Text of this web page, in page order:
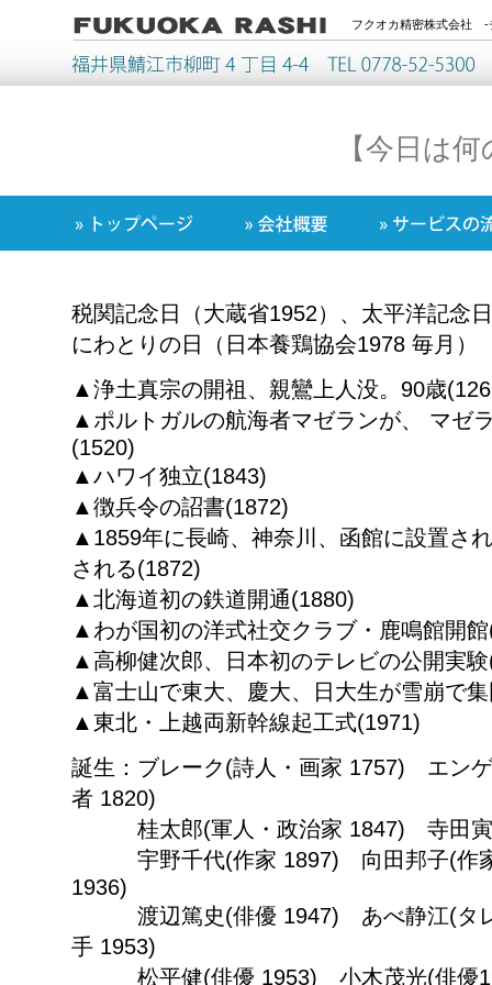
フクオカ精密株式会社 -
【今日は
税関記念日（大蔵省1952）、太平洋記念
にわとりの日（日本養鶏協会1978 毎月）
▲浄土真宗の開祖、親鸞上人没。90歳
▲ポルトガルの航海者マゼランが、 マゼ
(1520)
▲ハワイ独立(1843)
▲徴兵令の詔書(1872)
▲1859年に長崎、神奈川、函館に設置さ
される(1872)
▲北海道初の鉄道開通(1880)
▲わが国初の洋式社交クラブ・鹿鳴館開
▲高柳健次郎、日本初のテレビの公開実
▲富士山で東大、慶大、日大生が雪崩で
▲東北・上越両新幹線起工式(1971)
誕生：ブレーク(詩人・画家 1757) エン
者 1820)
桂太郎(軍人・政治家 1847) 寺田
宇野千代(作家 1897) 向田邦子(作
1936)
渡辺篤史(俳優 1947) あべ静江(タ
手 1953)
松平健(俳優 1953) 小木茂光(俳優